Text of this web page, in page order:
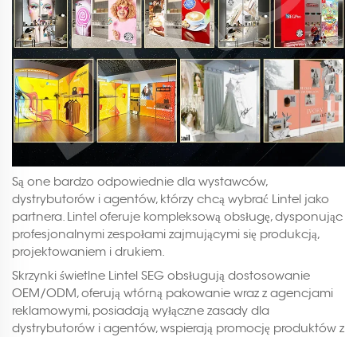
Są one bardzo odpowiednie dla wystawców,
dystrybutorów i agentów, którzy chcą wybrać Lintel jako
partnera. Lintel oferuje kompleksową obsługę, dysponując
profesjonalnymi zespołami zajmującymi się produkcją,
projektowaniem i drukiem.
Skrzynki świetlne Lintel SEG obsługują dostosowanie
OEM/ODM, oferują wtórną pakowanie wraz z agencjami
reklamowymi, posiadają wyłączne zasady dla
dystrybutorów i agentów, wspierają promocję produktów z